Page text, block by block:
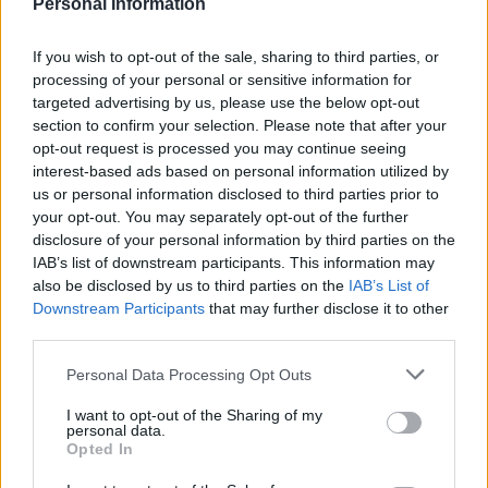
Personal Information
If you wish to opt-out of the sale, sharing to third parties, or
processing of your personal or sensitive information for
targeted advertising by us, please use the below opt-out
section to confirm your selection. Please note that after your
opt-out request is processed you may continue seeing
interest-based ads based on personal information utilized by
us or personal information disclosed to third parties prior to
your opt-out. You may separately opt-out of the further
disclosure of your personal information by third parties on the
IAB’s list of downstream participants. This information may
also be disclosed by us to third parties on the IAB’s List of
Downstream Participants that may further disclose it to other
Personal Data Processing Opt Outs
I want to opt-out of the Sharing of my
personal data.
Opted In
się wydostaje z penisa jak na zdjęciach.
bartasx
Forum: Choroby weneryczne
Co to może być?
Witam, jak w temacie. Co to może być? Nie szczypie
ani nie swędzi, higiena jest. Na tę chwilę używam
kremu antygrzybiczego. Ale niepokoi mnie to. Lat 37,
pozdrawiam.
gość
Forum: